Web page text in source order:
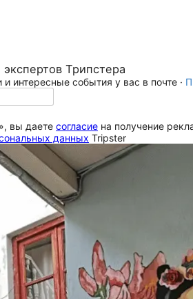
Трипстера
интересные события у вас в почте ·
вы даете согласие на получение
данных Tripster